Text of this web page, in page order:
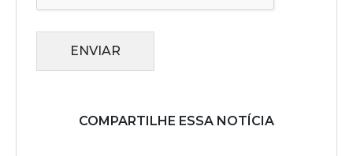
ENVIAR
COMPARTILHE ESSA NOTÍCIA